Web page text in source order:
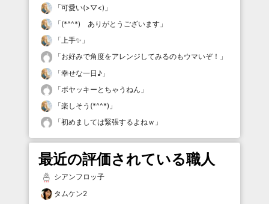
「可愛い(>▽<) 」
「(*^^*) ありがとうございます 」
「上手✨ 」
「お好みで角度をアレンジしてみるのもウマいぞ！ 」
「幸せな一日♪ 」
「ボヤッキーとちゃうねん 」
「楽しそう(*^^*) 」
「初めましては緊張するよねｗ 」
最近の評価されている職人
シアンフロッ子
タムケン2